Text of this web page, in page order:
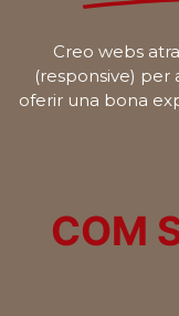
Creo webs
(responsive) per
oferir una bona
COM